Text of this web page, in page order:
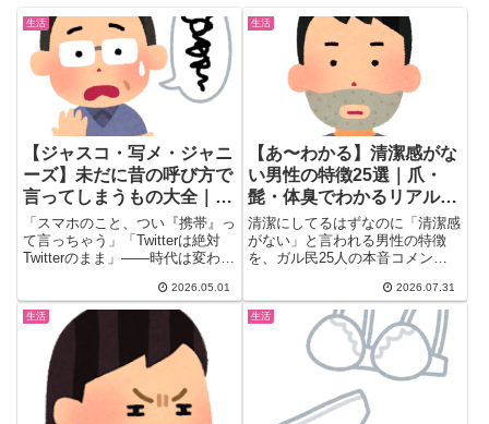
生活
【ジャスコ・写メ・ジャニ
ーズ】未だに昔の呼び方で
言ってしまうもの大全｜
「もう直す気すらない」40
代以上のあるあるが連鎖
「スマホのこと、つい『携帯』っ
て言っちゃう」「Twitterは絶対
Twitterのまま」——時代は変わっ
2026.05.01
生活
【あ〜わかる】清潔感がな
い男性の特徴25選｜爪・
髭・体臭でわかるリアル基
準
清潔にしてるはずなのに「清潔感
がない」と言われる男性の特徴
を、ガル民25人の本音コメント
の基準から、美容室やスキンケア
で清潔感を底上げする具体策まで
一気にまとめました。パートナー
や家族の身だしなみ改善のヒント
2026.07.31
生活 生活